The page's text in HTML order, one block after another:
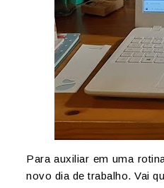
Para auxiliar em uma
novo dia de trabalho. Vai